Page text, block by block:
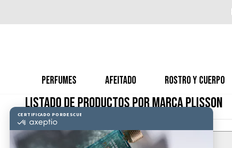
PERFUMES AFEITADO ROSTRO Y CUERPO
LISTADO DE PRODUCTOS POR MARCA PLISSON
There are no products.